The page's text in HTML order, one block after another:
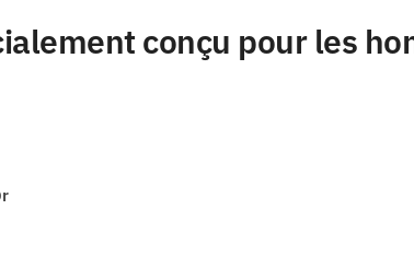
conçu pour les